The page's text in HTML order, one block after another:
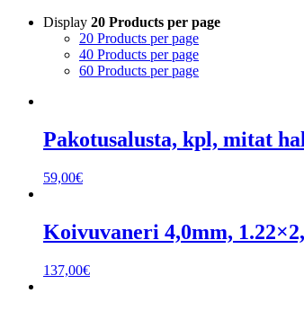
Display 20 Products per page
20 Products per page
40 Products per page
60 Products per page
Pakotusalusta, kpl, mitat
59,00€
Koivuvaneri 4,0mm,
137,00€